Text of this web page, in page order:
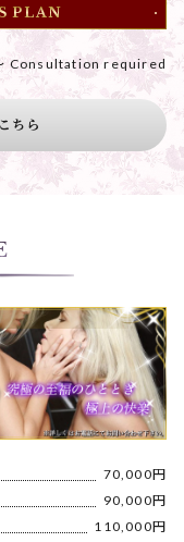
PLAN
Consultation required
ちら
70,000円
90,000円
110,000円